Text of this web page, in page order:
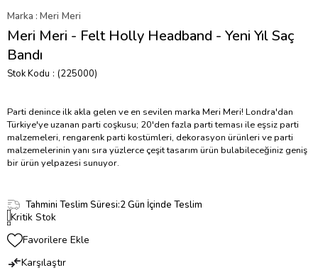
Marka : Meri Meri
Meri Meri - Felt Holly Headband - Yeni Yıl Saç
Bandı
Stok Kodu (225000)
Parti denince ilk akla gelen ve en sevilen marka Meri Meri! Londra'dan
Türkiye'ye uzanan parti coşkusu; 20'den fazla parti teması ile eşsiz parti
malzemeleri, rengarenk parti kostümleri, dekorasyon ürünleri ve parti
malzemelerinin yanı sıra yüzlerce çeşit tasarım ürün bulabileceğiniz geniş
bir ürün yelpazesi sunuyor.
Tahmini Teslim Süresi:2 Gün İçinde Teslim
Kritik Stok
Favorilere Ekle
Karşılaştır